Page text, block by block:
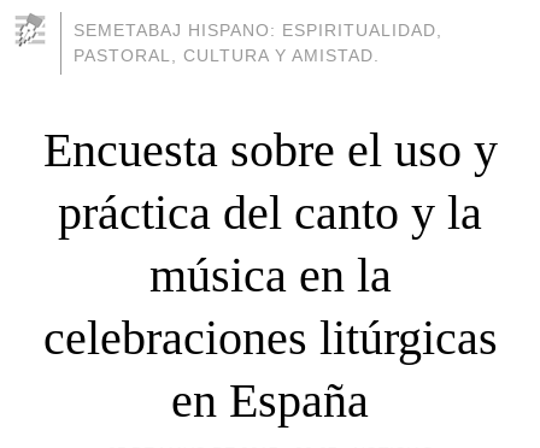
SEMETABAJ HISPANO: ESPIRITUALIDAD,
PASTORAL, CULTURA Y AMISTAD.
Encuesta sobre el uso y
práctica del canto y la
música en la
celebraciones litúrgicas
en España